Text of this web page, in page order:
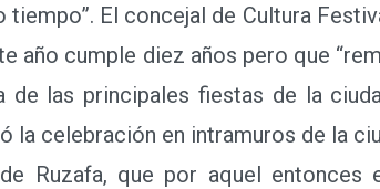
tiempo”. El concejal de Cultura
año cumple diez años pero que
de las principales fiestas de la
la celebración en intramuros de la
Ruzafa, que por aquel entonces